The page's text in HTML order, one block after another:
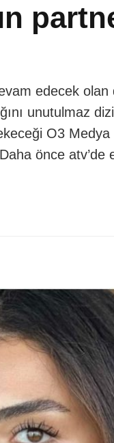
edecek olan
unutulmaz
O3 Medya
önce atv’de